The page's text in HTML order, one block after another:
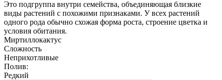
Это подгруппа внутри семейства, объединяющая близкие
виды растений с похожими признаками. У всех растений
одного рода обычно схожая форма роста, строение цветка и
условия обитания.
Миртиллокактус
Сложность
Неприхотливые
Полив:
Редкий